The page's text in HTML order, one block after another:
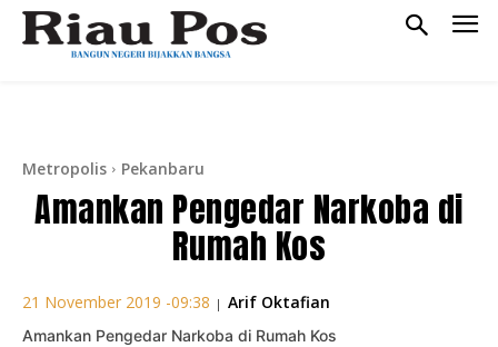
Metropolis Pekanbaru
Amankan Pengedar Narkoba di
Rumah Kos
21 November 2019 -09:38 | Arif Oktafian
Amankan Pengedar Narkoba di Rumah Kos